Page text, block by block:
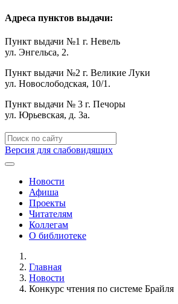
Адреса пунктов выдачи:
Пункт выдачи №1 г. Невель
ул. Энгельса, 2.
Пункт выдачи №2 г. Великие Луки
ул. Новослободская, 10/1.
Пункт выдачи № 3 г. Печоры
ул. Юрьевская, д. 3а.
Версия для слабовидящих
Новости
Афиша
Проекты
Читателям
Коллегам
О библиотеке
Главная
Новости
Конкурс чтения по системе Брайля